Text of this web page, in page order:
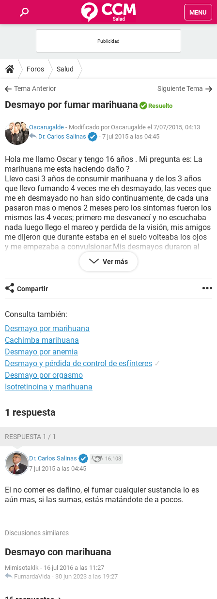
MENU
FOROS
SALUD
NUTRICIÓN
BIENESTAR
SEXUALIDAD
GLOSARIO
Foros Salud
Tema Anterior Siguiente Tema
Desmayo por fumar marihuana Resuelto
Oscarugalde - Modificado por Oscarugalde el 7/07/2015, 04:13
Dr. Carlos Salinas
- 7 jul 2015 a las 04:45
Hola me llamo Oscar y tengo 16 años . Mi pregunta es: La
marihuana me esta haciendo daño ?
Llevo casi 3 años de consumir marihuana y de los 3 años
que llevo fumando 4 veces me eh desmayado, las veces que
me eh desmayado no han sido continuamente, de cada una
pasaron mas o menos 2 meses pero los síntomas fueron los
mismos las 4 veces; primero me desvanecí y no escuchaba
nada luego llego el mareo y perdida de la visión, mis amigos
me dijeron que durante estaba en el suelo volteaba los ojos
y me empezaba a convulsionar.Mis desmayos duraron al
rededor de 5 minutos y las veces que me desmaye no había
consumido nada de alimentos.
dañando ? Debería dejar de fumar?
Ver más
Compartir
Consulta también:
Desmayo por marihuana
Cachimba marihuana
Desmayo por anemia
Desmayo y pérdida de control de esfínteres ✓
Desmayo por orgasmo
Isotretinoina y marihuana
1 respuesta
RESPUESTA 1 / 1
Dr. Carlos Salinas 16.108
7 jul 2015 a las 04:45
El no comer es dañino, el fumar cualquier sustancia lo es
aún mas, si las sumas, estás matándote de a pocos.
Discusiones similares
Desmayo con marihuana
Mimisotaklk - 16 jul 2016 a las 11:27
FumardaVida - 30 jun 2023 a las 19:27